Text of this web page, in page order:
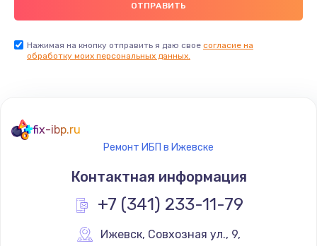
Нажимая на кнопку отправить я даю свое согласие на
обработку моих персональных данных.
fix-ibp.ru
Ремонт ИБП в Ижевске
Контактная информация
+7 (341) 233-11-79
Ижевск, Совхозная ул., 9,